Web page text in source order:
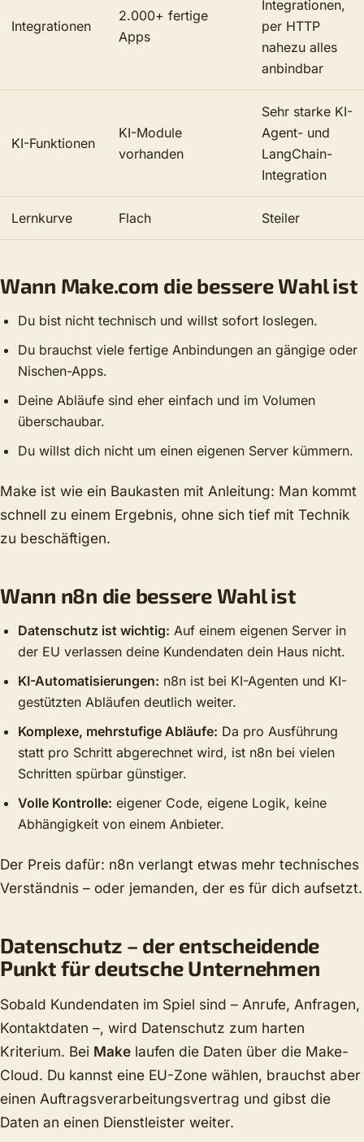
Integrationen
2.000+ fertige
Apps
Integrationen,
per HTTP
nahezu alles
anbindbar
KI-Funktionen
KI-Module
vorhanden
Sehr starke KI-
Agent- und
LangChain-
Integration
Lernkurve Flach Steiler
Wann Make.com die bessere Wahl ist
Du bist nicht technisch und willst sofort loslegen.
Du brauchst viele fertige Anbindungen an gängige oder
Nischen-Apps.
Deine Abläufe sind eher einfach und im Volumen
überschaubar.
Du willst dich nicht um einen eigenen Server kümmern.
Make ist wie ein Baukasten mit Anleitung: Man kommt
schnell zu einem Ergebnis, ohne sich tief mit Technik
zu beschäftigen.
Wann n8n die bessere Wahl ist
Datenschutz ist wichtig: Auf einem eigenen Server in
der EU verlassen deine Kundendaten dein Haus nicht.
KI-Automatisierungen: n8n ist bei KI-Agenten und KI-
gestützten Abläufen deutlich weiter.
Komplexe, mehrstufige Abläufe: Da pro Ausführung
statt pro Schritt abgerechnet wird, ist n8n bei vielen
Schritten spürbar günstiger.
Volle Kontrolle: eigener Code, eigene Logik, keine
Abhängigkeit von einem Anbieter.
Der Preis dafür: n8n verlangt etwas mehr technisches
Verständnis – oder jemanden, der es für dich aufsetzt.
Datenschutz – der entscheidende
Punkt für deutsche Unternehmen
Sobald Kundendaten im Spiel sind – Anrufe, Anfragen,
Kontaktdaten –, wird Datenschutz zum harten
Kriterium. Bei Make laufen die Daten über die Make-
Cloud. Du kannst eine EU-Zone wählen, brauchst aber
einen Auftragsverarbeitungsvertrag und gibst die
Daten an einen Dienstleister weiter.